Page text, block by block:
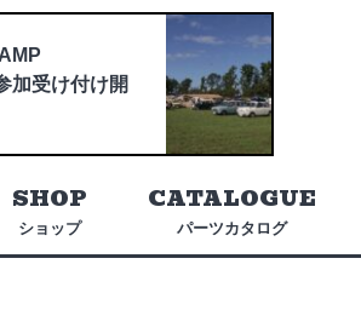
加受け付け開
ショップ
SHOP
パーツカタログ
CATALOGUE